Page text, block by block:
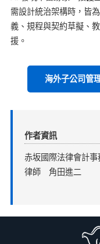
需設計統治架構時，皆
義、規程與契約草擬、
援。
海外子公司管
作者資訊
赤坂國際法律會計事
律師 角田進二